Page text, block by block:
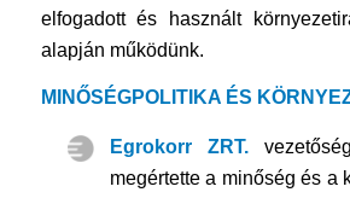
elfogadott és használt
alapján működünk.
MINŐSÉGPOLITIKA ÉS
Egrokorr ZRT.
megértette a minőség és a